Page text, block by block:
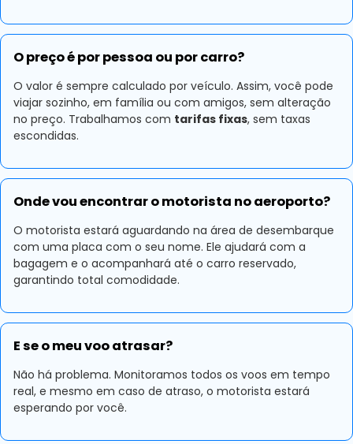
O preço é por pessoa ou por carro?
O valor é sempre calculado por veículo. Assim, você pode
viajar sozinho, em família ou com amigos, sem alteração
no preço. Trabalhamos com tarifas fixas, sem taxas
escondidas.
Onde vou encontrar o motorista no aeroporto?
O motorista estará aguardando na área de desembarque
com uma placa com o seu nome. Ele ajudará com a
bagagem e o acompanhará até o carro reservado,
garantindo total comodidade.
E se o meu voo atrasar?
Não há problema. Monitoramos todos os voos em tempo
real, e mesmo em caso de atraso, o motorista estará
esperando por você.